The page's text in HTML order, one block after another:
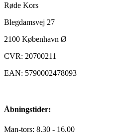
Røde Kors
Blegdamsvej 27
2100 København Ø
CVR: 20700211
EAN: 5790002478093
Åbningstider:
Man-tors: 8.30 - 16.00